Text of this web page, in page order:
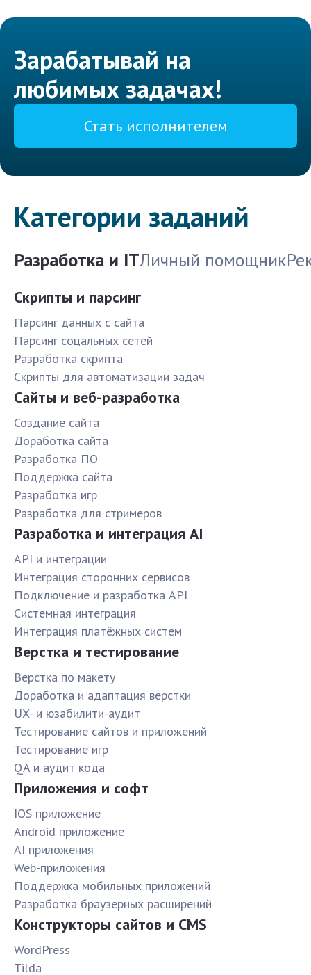
Зарабатывай на
любимых задачах!
Стать исполнителем
Категории заданий
Разработка и ITЛичный помощник
Скрипты и парсинг
Парсинг данных с сайта
Парсинг соцальных сетей
Разработка скрипта
Скрипты для автоматизации задач
Сайты и веб-разработка
Создание сайта
Доработка сайта
Разработка ПО
Поддержка сайта
Разработка игр
Разработка для стримеров
Разработка и интеграция AI
API и интеграции
Интеграция сторонних сервисов
Подключение и разработка API
Системная интеграция
Интеграция платёжных систем
Верстка и тестирование
Верстка по макету
Доработка и адаптация верстки
UX- и юзабилити-аудит
Тестирование сайтов и приложений
Тестирование игр
QA и аудит кода
Приложения и софт
IOS приложение
Android приложение
AI приложения
Web-приложения
Поддержка мобильных приложений
Разработка браузерных расширений
Конструкторы сайтов и CMS
WordPress
Tilda